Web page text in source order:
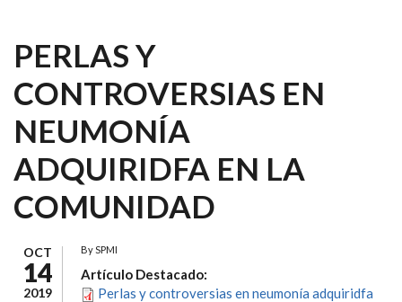
PERLAS Y
CONTROVERSIAS EN
NEUMONÍA
ADQUIRIDFA EN LA
COMUNIDAD
OCT
14
2019
BySPMI
Artículo Destacado:
Perlas y controversias en neumonía adquiridfa